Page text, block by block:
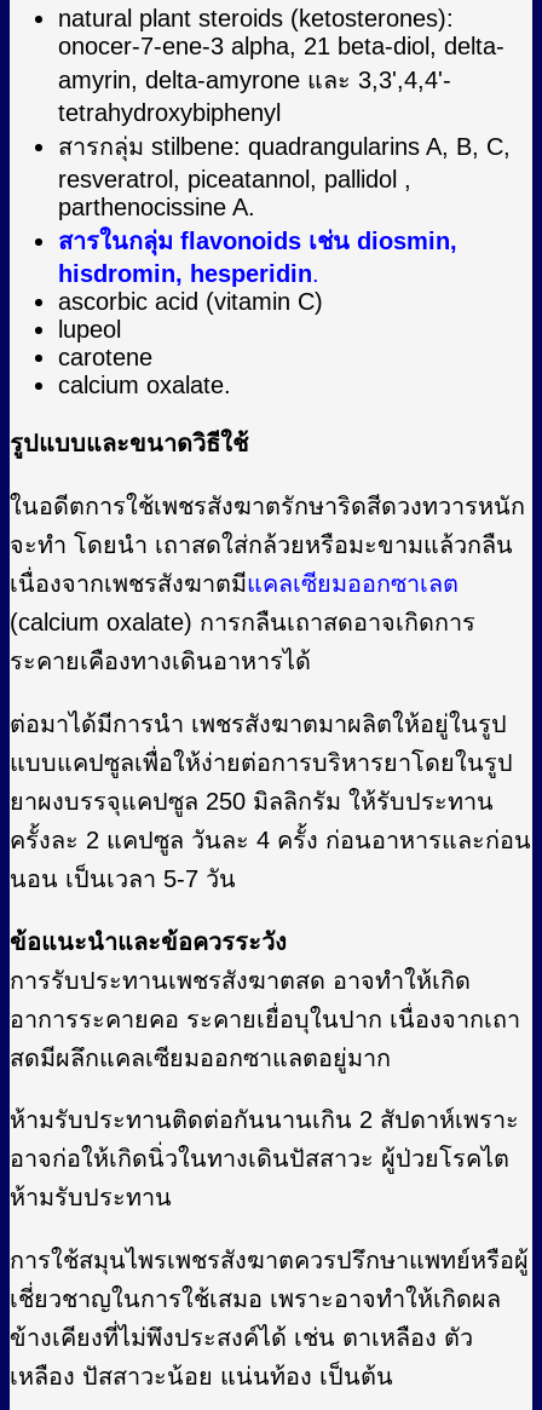
natural plant steroids (ketosterones):
onocer-7-ene-3 alpha, 21 beta-diol, delta-
amyrin, delta-amyrone และ 3,3',4,4'-
tetrahydroxybiphenyl
สารกลุ่ม stilbene: quadrangularins A, B, C,
resveratrol, piceatannol, pallidol ,
parthenocissine A.
สารในกลุ่ม flavonoids เช่น diosmin,
hisdromin, hesperidin.
ascorbic acid (vitamin C)
lupeol
carotene
calcium oxalate.
รูปแบบและขนาดวิธีใช้
ในอดีตการใช้เพชรสังฆาตรักษาริดสีดวงทวารหนัก
จะทำ โดยนำ เถาสดใส่กล้วยหรือมะขามแล้วกลืน
เนื่องจากเพชรสังฆาตมีแคลเซียมออกซาเลต
(calcium oxalate) การกลืนเถาสดอาจเกิดการ
ระคายเคืองทางเดินอาหารได้
ต่อมาได้มีการนำ เพชรสังฆาตมาผลิตให้อยู่ในรูป
แบบแคปซูลเพื่อให้ง่ายต่อการบริหารยาโดยในรูป
ยาผงบรรจุแคปซูล 250 มิลลิกรัม ให้รับประทาน
ครั้งละ 2 แคปซูล วันละ 4 ครั้ง ก่อนอาหารและก่อน
นอน เป็นเวลา 5-7 วัน
ข้อแนะนำและข้อควรระวัง
การรับประทานเพชรสังฆาตสด อาจทำให้เกิด
อาการระคายคอ ระคายเยื่อบุในปาก เนื่องจากเถา
สดมีผลึกแคลเซียมออกซาแลตอยู่มาก
ห้ามรับประทานติดต่อกันนานเกิน 2 สัปดาห์เพราะ
อาจก่อให้เกิดนิ่วในทางเดินปัสสาวะ ผู้ป่วยโรคไต
ห้ามรับประทาน
การใช้สมุนไพรเพชรสังฆาตควรปรึกษาแพทย์หรือผู้
เชี่ยวชาญในการใช้เสมอ เพราะอาจทำให้เกิดผล
ข้างเคียงที่ไม่พึงประสงค์ได้ เช่น ตาเหลือง ตัว
เหลือง ปัสสาวะน้อย แน่นท้อง เป็นต้น